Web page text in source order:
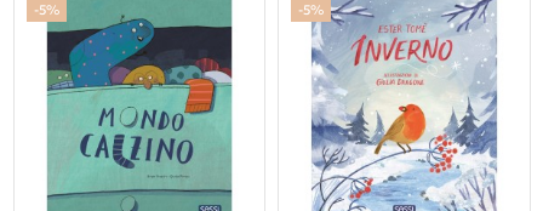
-5% -5%